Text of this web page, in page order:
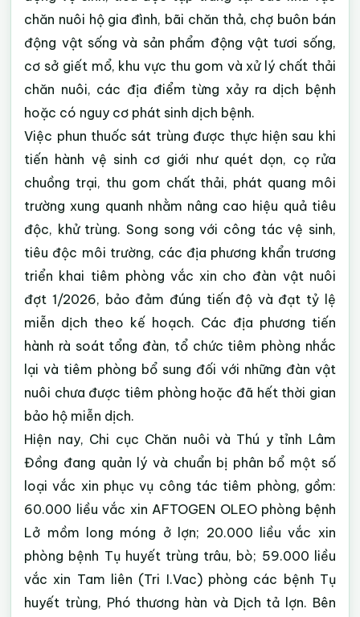
chăn nuôi hộ gia đình, bãi chăn thả, chợ buôn bán
động vật sống và sản phẩm động vật tươi sống,
cơ sở giết mổ, khu vực thu gom và xử lý chất thải
chăn nuôi, các địa điểm từng xảy ra dịch bệnh
hoặc có nguy cơ phát sinh dịch bệnh.
Việc phun thuốc sát trùng được thực hiện sau khi
tiến hành vệ sinh cơ giới như quét dọn, cọ rửa
chuồng trại, thu gom chất thải, phát quang môi
trường xung quanh nhằm nâng cao hiệu quả tiêu
độc, khử trùng. Song song với công tác vệ sinh,
tiêu độc môi trường, các địa phương khẩn trương
triển khai tiêm phòng vắc xin cho đàn vật nuôi
đợt 1/2026, bảo đảm đúng tiến độ và đạt tỷ lệ
miễn dịch theo kế hoạch. Các địa phương tiến
hành rà soát tổng đàn, tổ chức tiêm phòng nhắc
lại và tiêm phòng bổ sung đối với những đàn vật
nuôi chưa được tiêm phòng hoặc đã hết thời gian
bảo hộ miễn dịch.
Hiện nay, Chi cục Chăn nuôi và Thú y tỉnh Lâm
Đồng đang quản lý và chuẩn bị phân bổ một số
loại vắc xin phục vụ công tác tiêm phòng, gồm:
60.000 liều vắc xin AFTOGEN OLEO phòng bệnh
Lở mồm long móng ở lợn; 20.000 liều vắc xin
phòng bệnh Tụ huyết trùng trâu, bò; 59.000 liều
vắc xin Tam liên (Tri I.Vac) phòng các bệnh Tụ
huyết trùng, Phó thương hàn và Dịch tả lợn. Bên